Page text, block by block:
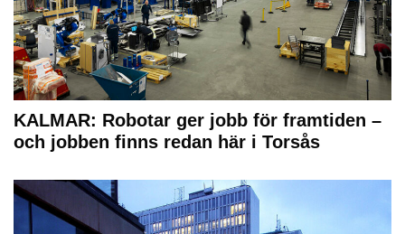
KALMAR: Robotar ger jobb för framtiden –
och jobben finns redan här i Torsås